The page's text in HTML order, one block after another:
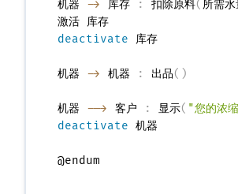
机器 -> 库存 : 扣除原料( 所需水
deactivate 库存
机器 -> 机器 : 出品( )
机器 --> 客户 : 显示( "您的浓
deactivate 机器